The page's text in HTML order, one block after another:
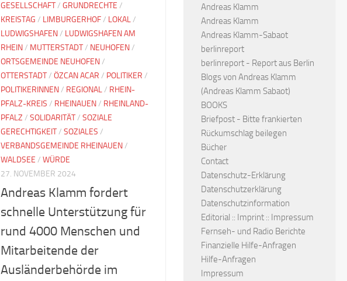
GESELLSCHAFT/ GRUNDRECHTE /
KREISTAG / LIMBURGERHOF/ LOKAL/
LUDWIGSHAFEN/ LUDWIGSHAFEN AM
RHEIN/ MUTTERSTADT/ NEUHOFEN/
ORTSGEMEINDE NEUHOFEN/
OTTERSTADT/ ÖZCAN ACAR / POLITIKER /
POLITIKERINNEN/ REGIONAL/ RHEIN-
PFALZ-KREIS / RHEINAUEN/ RHEINLAND-
PFALZ / SOLIDARITÄT/ SOZIALE
GERECHTIGKEIT/ SOZIALES /
VERBANDSGEMEINDE RHEINAUEN/
WALDSEE / WÜRDE
27. NOVEMBER 2024
Andreas Klamm fordert
schnelle Unterstützung für
rund 4000 Menschen und
Mitarbeitende der
Ausländerbehörde im
Andreas Klamm
Andreas Klamm
Andreas Klamm-Sabaot
berlinreport
berlinreport - Report aus Berlin
Blogs von Andreas Klamm
(Andreas Klamm Sabaot)
BOOKS
Briefpost - Bitte frankierten
Rückumschlag beilegen
Bücher
Contact
Datenschutz-Erklärung
Datenschutzerklärung
Datenschutzinformation
Editorial :: Imprint :: Impressum
Fernseh- und Radio Berichte
Finanzielle Hilfe-Anfragen
Hilfe-Anfragen
Impressum